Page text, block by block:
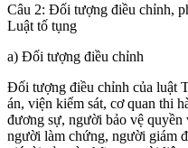
Câu 2: Đối tượng điều chỉnh,
Luật tố tụng
a) Đối tượng điều chỉnh
Đối tượng điều chỉnh của luật
án, viện kiểm sát, cơ quan thi
đương sự, người bảo vệ
người làm chứng, người giám